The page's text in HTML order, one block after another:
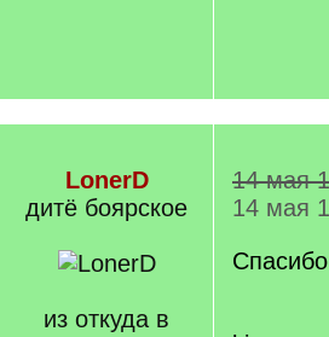
LonerD
дитё боярское
из откуда в
14 мая
14 мая